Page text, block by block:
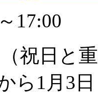
17:00
祝日と
ら1月3